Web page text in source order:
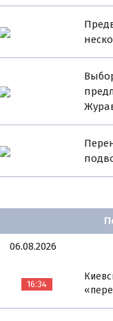
06.08.2026
16:34